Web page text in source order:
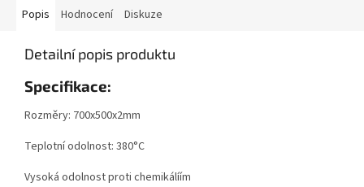
Popis Hodnocení Diskuze
Detailní popis produktu
Specifikace:
Rozměry: 700x500x2mm
Teplotní odolnost: 380°C
Vysoká odolnost proti chemikálíím